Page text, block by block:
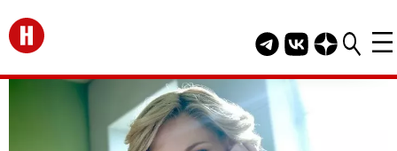
Перейти на главную
Telegram канал
Группа HELLO
Канал